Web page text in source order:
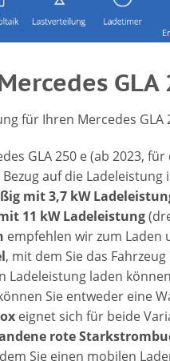
GLA
für Ihren Mercedes GLA
GLA 250 e (ab 2023, für
auf die
mit 3,7 kW
11 kW Ladeleistung
empfehlen wir zum Laden
, mit dem Sie das
Ladeleistung laden
Sie entweder eine
eignet sich für beide
rote
Sie einen mobilen